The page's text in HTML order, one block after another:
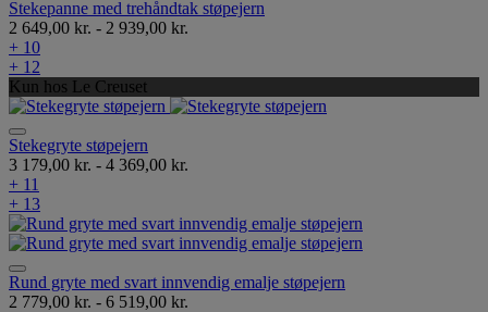
Stekepanne med trehåndtak støpejern
2 649,00 kr. - 2 939,00 kr.
+ 10
+ 12
Kun hos Le Creuset
Stekegryte støpejern
3 179,00 kr. - 4 369,00 kr.
+ 11
+ 13
Rund gryte med svart innvendig emalje støpejern
2 779,00 kr. - 6 519,00 kr.